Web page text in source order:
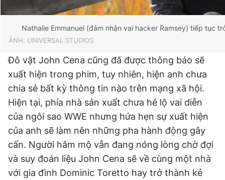
Nathalie Emmanuel (đảm nhận vai hacker Ramsey) tiếp tục
ẢNH: UNIVERSAL STUDIOS
Đô vật John Cena cũng đã được thông báo sẽ
xuất hiện trong phim, tuy nhiên, hiện anh chưa
chia sẻ bất kỳ thông tin nào trên mạng xã hội.
Hiện tại, phía nhà sản xuất chưa hé lộ vai diễn
của ngôi sao WWE nhưng hứa hẹn sự xuất hiện
của anh sẽ làm nên những pha hành động gây
cấn. Người hâm mộ vẫn đang nóng lòng chờ đợi
và suy đoán liệu John Cena sẽ về cùng một nhà
với gia đình Dominic Toretto hay trở thành kẻ